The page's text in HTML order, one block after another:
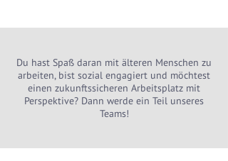
Du hast Spaß daran mit älteren Menschen zu
arbeiten, bist sozial engagiert und möchtest
einen zukunftssicheren Arbeitsplatz mit
Perspektive? Dann werde ein Teil unseres
Teams!